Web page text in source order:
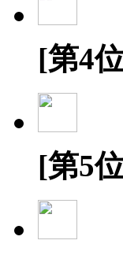
[第4
[第5